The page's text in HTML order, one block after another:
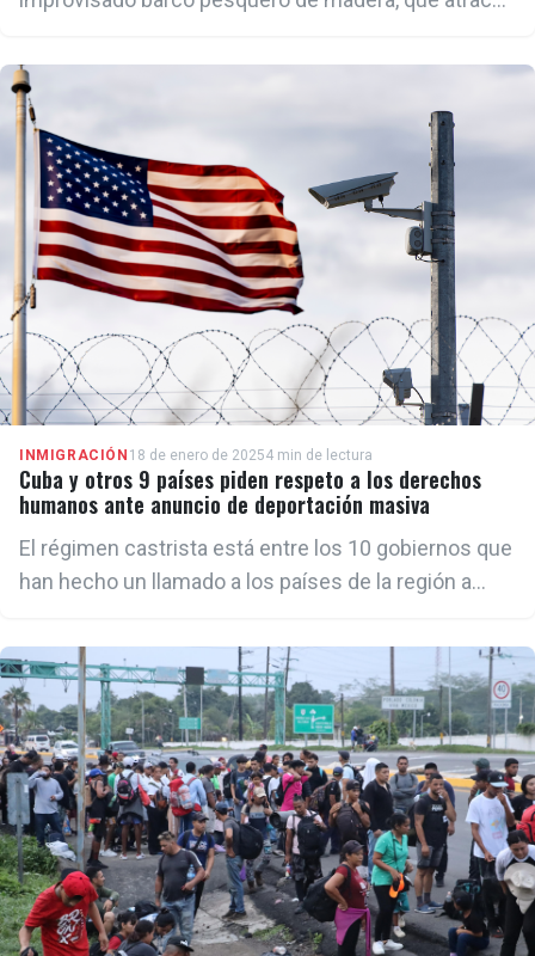
Internacional de Key West.
INMIGRACIÓN 18 de enero de 20254 min de lectura
Cuba y otros 9 países piden respeto a los derechos
humanos ante anuncio de deportación masiva
El régimen castrista está entre los 10 gobiernos que
han hecho un llamado a los países de la región a
derechos humanos y a las leyes locales